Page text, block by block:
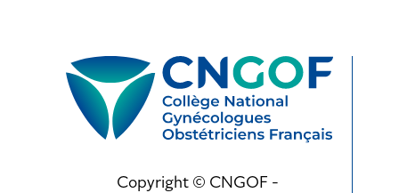
Copyright © CNGOF -